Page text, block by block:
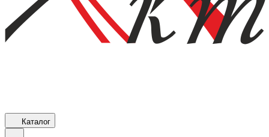
Каталог